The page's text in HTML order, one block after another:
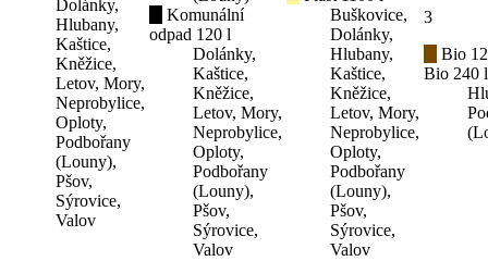
Dolánky,
Hlubany,
Kaštice,
Kněžice,
Letov, Mory,
Neprobylice,
Oploty,
Podbořany
(Louny),
Pšov,
Sýrovice,
Valov
Komunální
odpad 120 l
Dolánky,
Kaštice,
Kněžice,
Letov, Mory,
Neprobylice,
Oploty,
Podbořany
(Louny),
Pšov,
Sýrovice,
Valov
Buškovice,
Dolánky,
Hlubany,
Kaštice,
Kněžice,
Letov, Mory,
Neprobylice,
Oploty,
Podbořany
(Louny),
Pšov,
Sýrovice,
Valov
3
Bio
Bio 240 l